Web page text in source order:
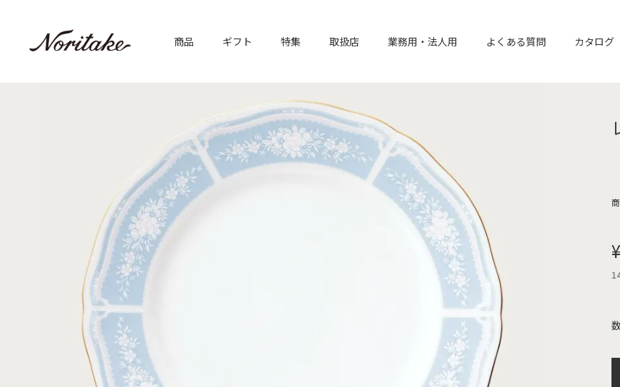
商品 ギフト 特集 取扱店 業務用・法人用 よくある質問 カタログ
¥